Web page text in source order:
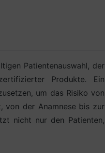
Patientenauswahl, der
Produkte. Ein
um das Risiko von
von der Anamnese bis zur
nicht nur den Patienten,